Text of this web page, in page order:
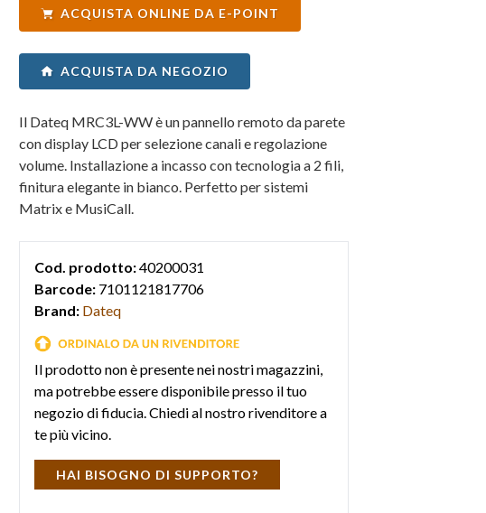
ACQUISTA ONLINE DA E-POINT
ACQUISTA DA NEGOZIO
Il Dateq MRC3L-WW è un pannello remoto da parete
con display LCD per selezione canali e regolazione
volume. Installazione a incasso con tecnologia a 2 fili,
finitura elegante in bianco. Perfetto per sistemi
Matrix e MusiCall.
Cod. prodotto:40200031
Barcode: 7101121817706
Brand: Dateq
Il prodotto non è presente nei nostri magazzini,
ma potrebbe essere disponibile presso il tuo
negozio di fiducia. Chiedi al nostro rivenditore a
te più vicino.
HAI BISOGNO DI SUPPORTO?